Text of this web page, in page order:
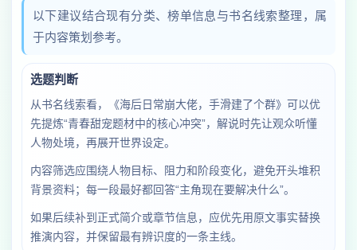
以下建议结合现有分类、榜单信息与书名线索整理，属
于内容策划参考。
选题判断
从书名线索看，《海后日常崩大佬，手滑建了个群》可以优
先提炼“青春甜宠题材中的核心冲突”，解说时先让观众听懂
人物处境，再展开世界设定。
内容筛选应围绕人物目标、阻力和阶段变化，避免开头堆积
背景资料；每一段最好都回答“主角现在要解决什么”。
如果后续补到正式简介或章节信息，应优先用原文事实替换
推演内容，并保留最有辨识度的一条主线。